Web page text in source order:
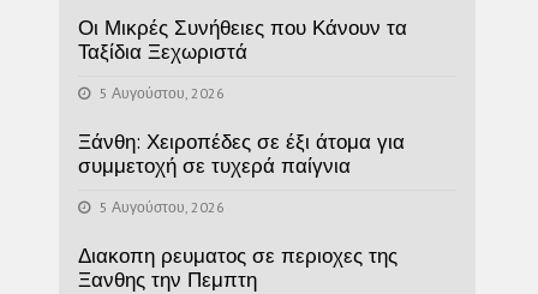
Οι Μικρές Συνήθειες που Κάνουν τα
Ταξίδια Ξεχωριστά
5 Αυγούστου, 2026
Ξάνθη: Χειροπέδες σε έξι άτομα για
συμμετοχή σε τυχερά παίγνια
5 Αυγούστου, 2026
Διακοπη ρευματος σε περιοχες της
Ξανθης την Πεμπτη